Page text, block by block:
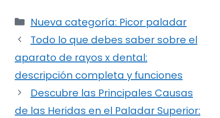
Categorías
Nueva categoría: Picor paladar
Todo lo que debes saber sobre el
aparato de rayos x dental:
descripción completa y funciones
Descubre las Principales Causas
de las Heridas en el Paladar Superior: